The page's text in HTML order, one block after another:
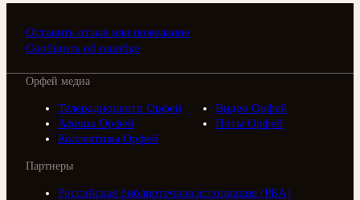
Оставить отзыв или пожелание
Сообщить об ошибке
Орфей медиа
Телерадиоцентр Орфей
Видео Орфей
Афиша Орфей
Ноты Орфей
Коллективы Орфей
Партнеры
Российская библиотечная ассоциация (РБА)